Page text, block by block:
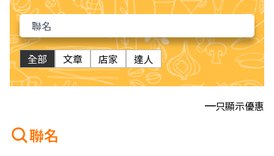
全部 文章 店家 達人
只顯示優惠
聯名